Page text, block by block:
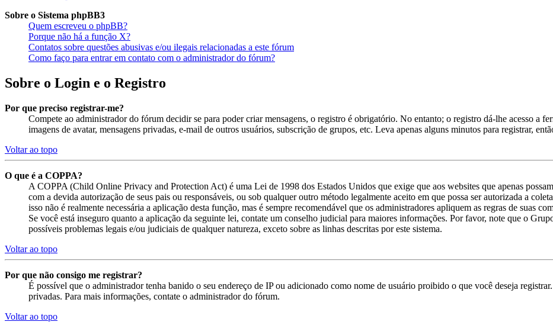
Sobre o Sistema phpBB3
Quem escreveu o phpBB?
Porque não há a função X?
Contatos sobre questões abusivas e/ou ilegais relacionadas a este fórum
Como faço para entrar em contato com o administrador do fórum?
Sobre o Login e o Registro
Por que preciso registrar-me?
Compete ao administrador do fórum decidir se para poder criar mensagens, o registro é obrigatório. No entanto; o registro dá-lhe acesso a
imagens de avatar, mensagens privadas, e-mail de outros usuários, subscrição de grupos, etc. Leva apenas alguns minutos para registrar,
Voltar ao topo
O que é a COPPA?
A COPPA (Child Online Privacy and Protection Act) é uma Lei de 1998 dos Estados Unidos que exige que aos websites que apenas
com a devida autorização de seus pais ou responsáveis, ou sob qualquer outro método legalmente aceito em que possa ser autorizada a
isso não é realmente necessária a aplicação desta função, mas é sempre recomendável que os administradores apliquem as regras de suas
Se você está inseguro quanto a aplicação da seguinte lei, contate um conselho judicial para maiores informações. Por favor, note que o
possíveis problemas legais e/ou judiciais de qualquer natureza, exceto sobre as linhas descritas por este sistema.
Voltar ao topo
Por que não consigo me registrar?
É possível que o administrador tenha banido o seu endereço de IP ou adicionado como nome de usuário proibido o que você deseja
privadas. Para mais informações, contate o administrador do fórum.
Voltar ao topo